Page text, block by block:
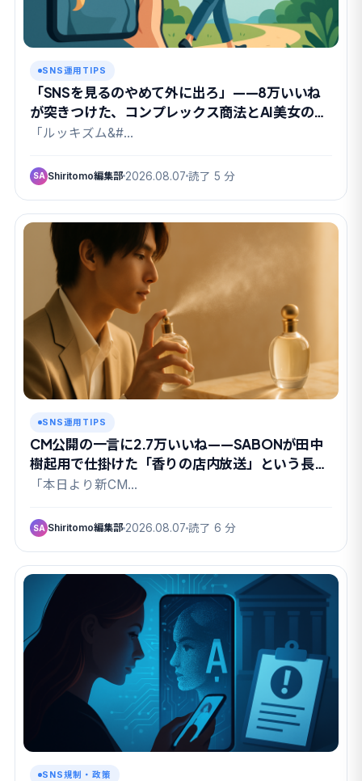
SNS運用TIPS
「SNSを見るのやめて外に出ろ」——8万いいね
が突きつけた、コンプレックス商法とAI美女の関
係
「ルッキズム&#…
SA Shiritomo編集部 2026.08.07 読了 5 分
SNS運用TIPS
CM公開の一言に2.7万いいね——SABONが田中
樹起用で仕掛けた「香りの店内放送」という長期
戦
「本日より新CM…
SA Shiritomo編集部 2026.08.07 読了 6 分
SNS規制・政策